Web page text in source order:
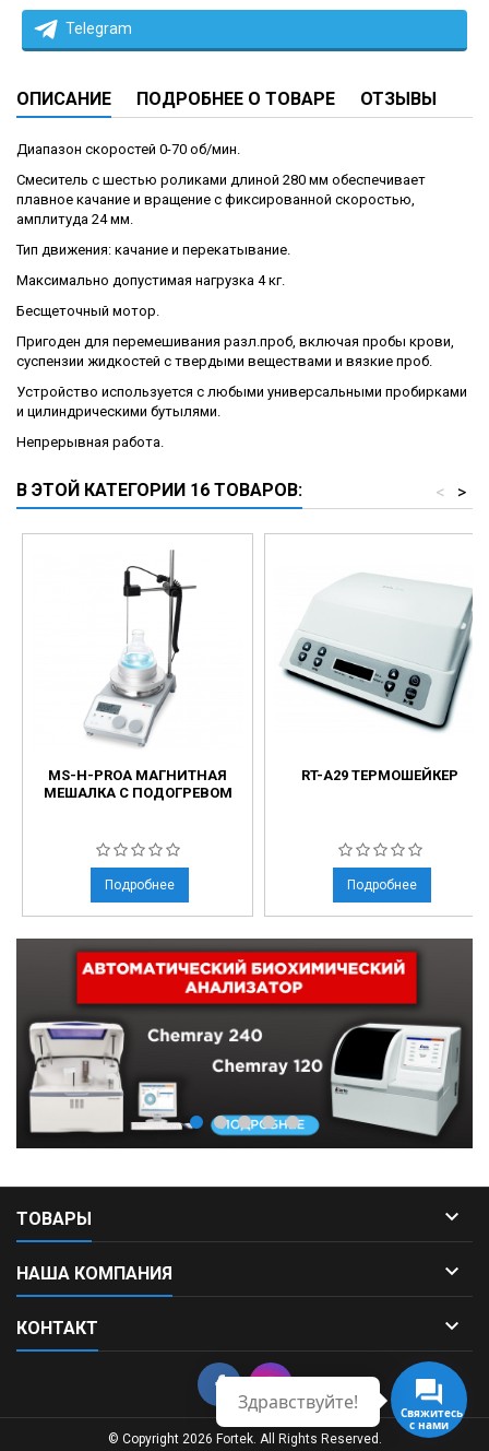
Telegram
ОПИСАНИЕ ПОДРОБНЕЕ О ТОВАРЕ ОТЗЫВЫ
Диапазон скоростей 0-70 об/мин.
Смеситель с шестью роликами длиной 280 мм обеспечивает
плавное качание и вращение с фиксированной скоростью,
амплитуда 24 мм.
Тип движения: качание и перекатывание.
Максимально допустимая нагрузка 4 кг.
Бесщеточный мотор.
Пригоден для перемешивания разл.проб, включая пробы крови,
суспензии жидкостей с твердыми веществами и вязкие проб.
Устройство используется с любыми универсальными пробирками
и цилиндрическими бутылями.
Непрерывная работа.
В ЭТОЙ КАТЕГОРИИ 16 ТОВАРОВ: >
<
MS-H-PROA МАГНИТНАЯ
МЕШАЛКА C ПОДОГРЕВОМ
Подробнее
RT-A29 ТЕРМОШЕЙКЕР
Подробнее
ТОВАРЫ 
НАША КОМПАНИЯ 
КОНТАКТ 
Свяжитесь
с нами
Здравствуйте!
© Copyright 2026 Fortek. All Rights Reserved.